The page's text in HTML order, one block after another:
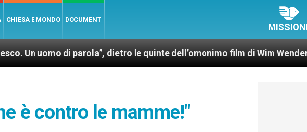
CHIESA E MONDO DOCUMENTI
di parola”, dietro le quinte dell’omonimo film di Wim Wenders
è contro le mamme!"